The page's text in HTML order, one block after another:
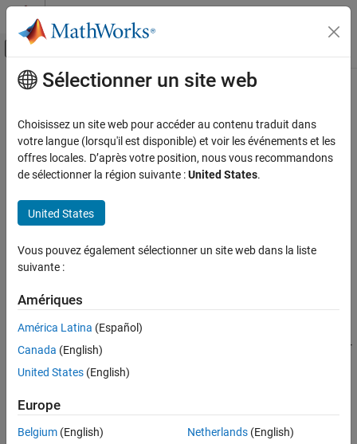
Passer au contenu
Activer/désactiver l'affichage du menu
Accueil de la documentation
Embedded Coder
Deployment, Integration, and Supported
Hardware
Qualcomm Hexagon Processors
HVX Dilate
ON THIS PAGE
Description
Ports
Parameters
Extended Capabilities
See Also
Contenu principal
HVX Dilate
2-D grayscale dilation for HVX
Since R2026a
expand all in page
Qualcomm Hexagon Processors / IPCV
Description
TheHVX Dilateblock performs a two-dimensional (2-D) grayscale
dilation on the input matrix using a square structuring element for
Ports
Input
Sélectionner un site web
Choisissez un site web pour accéder au contenu traduit dans
votre langue (lorsqu'il est disponible) et voir les événements et les
offres locales. D’après votre position, nous vous recommandons
de sélectionner la région suivante :United States.
United States
Vous pouvez également sélectionner un site web dans la liste
suivante :
Amériques
América Latina (Español)
Canada (English)
United States (English)
Europe
Belgium (English)
Netherlands(English)